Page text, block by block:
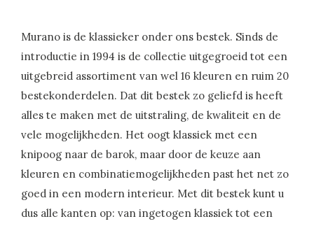
Murano is de klassieker onder ons bestek. Sinds de
introductie in 1994 is de collectie uitgegroeid tot een
uitgebreid assortiment van wel 16 kleuren en ruim 20
bestekonderdelen. Dat dit bestek zo geliefd is heeft
alles te maken met de uitstraling, de kwaliteit en de
vele mogelijkheden. Het oogt klassiek met een
knipoog naar de barok, maar door de keuze aan
kleuren en combinatiemogelijkheden past het net zo
goed in een modern interieur. Met dit bestek kunt u
dus alle kanten op: van ingetogen klassiek tot een